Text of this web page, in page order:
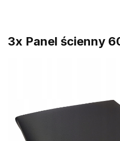
3x Panel ścienny